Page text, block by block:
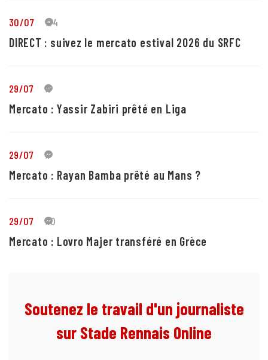
30/07 24
DIRECT : suivez le mercato estival 2026 du SRFC
29/07 5
Mercato : Yassir Zabiri prêté en Liga
29/07 1
Mercato : Rayan Bamba prêté au Mans ?
29/07 10
Mercato : Lovro Majer transféré en Grèce
Soutenez le travail d'un journaliste
sur Stade Rennais Online